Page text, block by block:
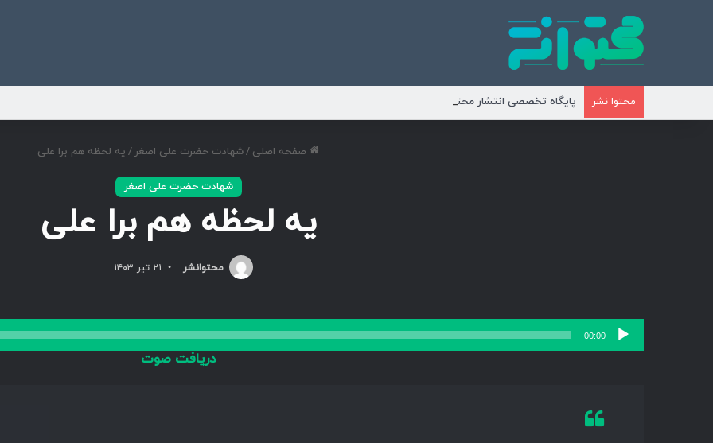
محتوا نشر پایگاه تخصصی انتشار محتوای مناسبتی و موضوعی
صفحه اصلی /شهادت حضرت علی اصغر / یه لحظه هم برا علی
شهادت حضرت علی اصغر
یه لحظه هم برا علی
محتوانشر ۲۱ تیر ۱۴۰۳
پخش‌کننده
صوت
00:00
دریافت صوت